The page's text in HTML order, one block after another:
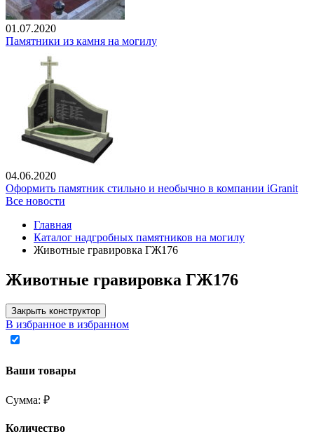
01.07.2020
Памятники из камня на могилу
04.06.2020
Оформить памятник стильно и необычно в компании iGranit
Все новости
Главная
Каталог надгробных памятников на могилу
Животные гравировка ГЖ176
Животные гравировка ГЖ176
Закрыть конструктор
В избранное в избранном
Ваши товары
Сумма: ₽
Количество